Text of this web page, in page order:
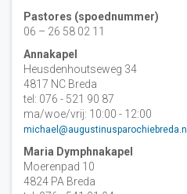
Pastores (spoednummer)
06 – 26 58 02 11
Annakapel
Heusdenhoutseweg 34
4817 NC Breda
tel: 076 - 521 90 87
ma/woe/vrij: 10:00 - 12:00
michael@augustinusparochiebreda.nl
Maria Dymphnakapel
Moerenpad 10
4824 PA Breda